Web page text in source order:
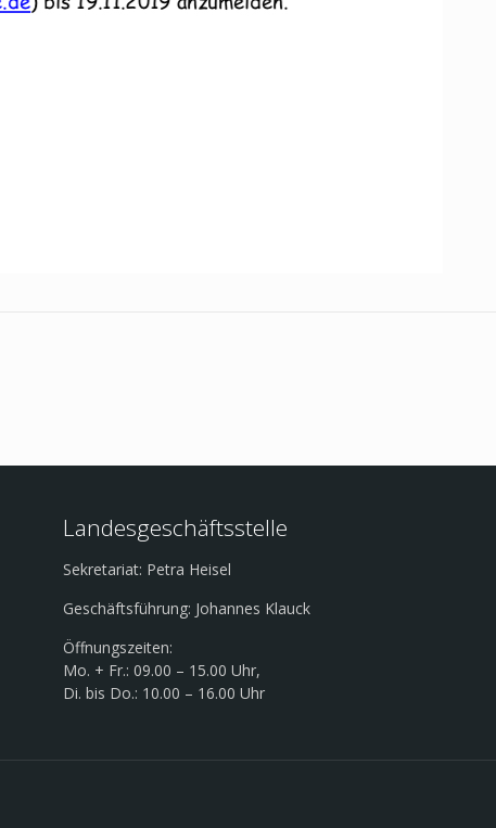
Landesgeschäftsstelle
Sekretariat: Petra Heisel
Geschäftsführung: Johannes Klauck
Öffnungszeiten:
Mo. + Fr.: 09.00 – 15.00 Uhr,
Di. bis Do.: 10.00 – 16.00 Uhr